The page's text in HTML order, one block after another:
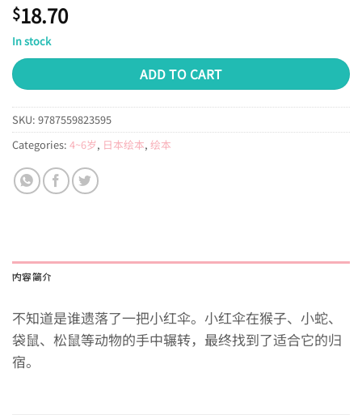
$18.70
In stock
ADD TO CART
SKU: 9787559823595
Categories: 4~6岁, 日本绘本, 绘本
内容简介
不知道是谁遗落了一把小红伞。小红伞在猴子、小蛇、
袋鼠、松鼠等动物的手中辗转，最终找到了适合它的归
宿。